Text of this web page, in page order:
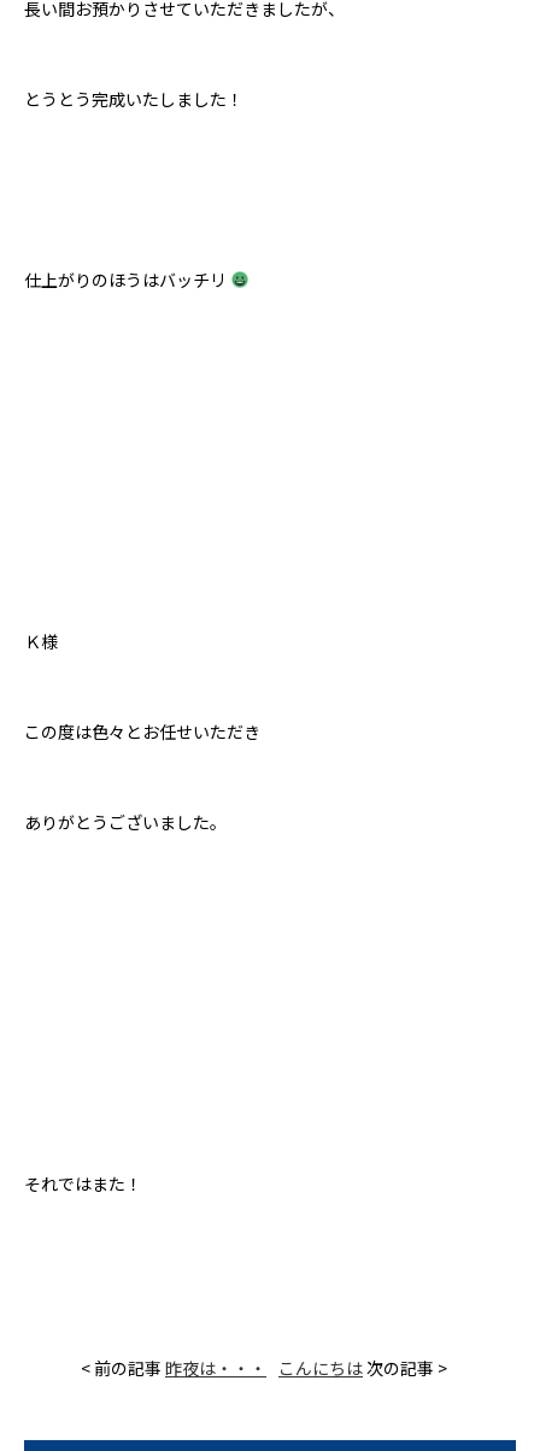
長い間お預かりさせていただきましたが、
とうとう完成いたしました！
仕上がりのほうはバッチリ
Ｋ様
この度は色々とお任せいただき
ありがとうございました。
それではまた！
< 前の記事 昨夜は・・・ こんにちは次の記事 >